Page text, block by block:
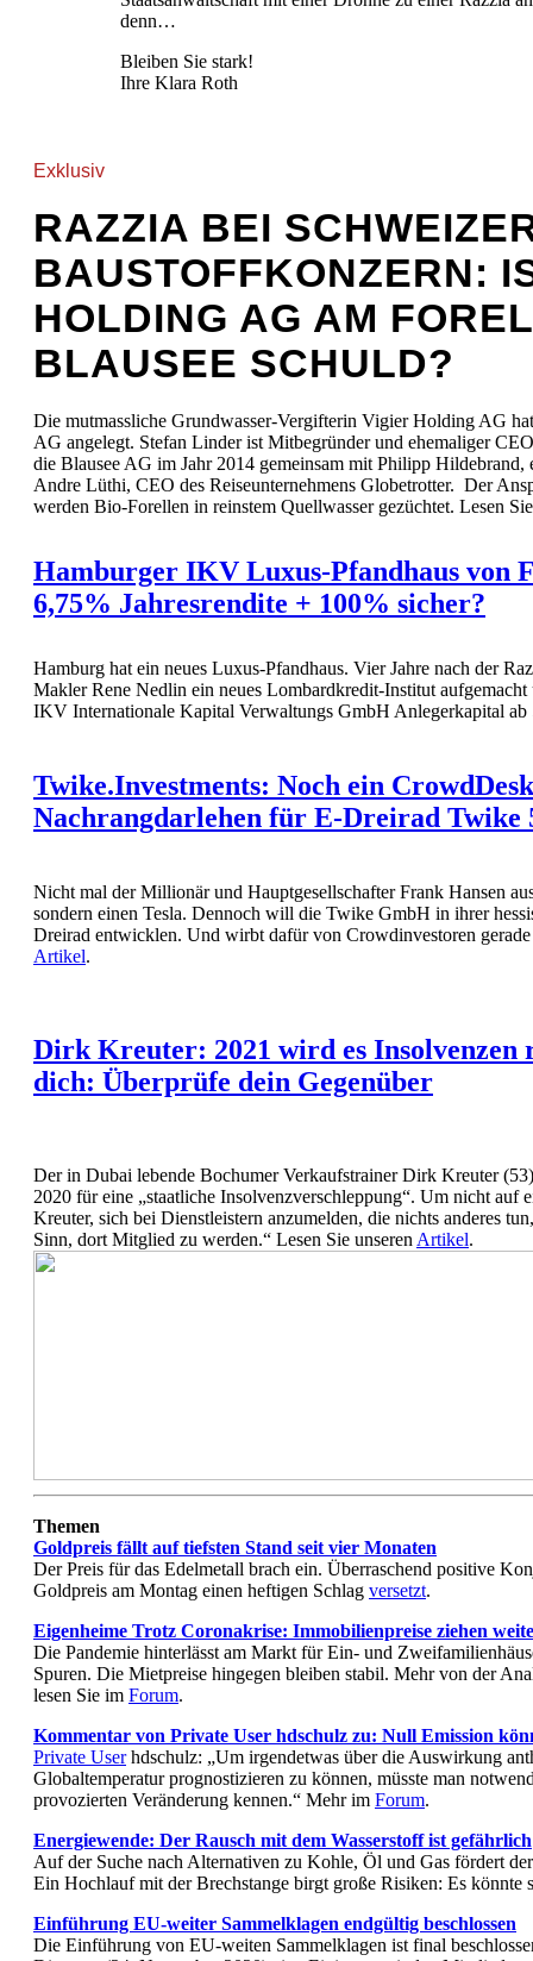
denn…
Bleiben Sie stark!
Ihre Klara Roth
Exklusiv
RAZZIA BEI
BAUSTOFFKONZERN:
HOLDING AG AM
BLAUSEE SCHULD?
Die mutmassliche Grundwasser-Vergifterin Vigier Holding AG
AG angelegt. Stefan Linder ist Mitbegründer und ehemaliger
die Blausee AG im Jahr 2014 gemeinsam mit Philipp
Andre Lüthi, CEO des Reiseunternehmens Globetrotter. Der
werden Bio-Forellen in reinstem Quellwasser gezüchtet. Lesen
Hamburger IKV Luxus-Pfandhaus von
6,75% Jahresrendite + 100% sicher?
Hamburg hat ein neues Luxus-Pfandhaus. Vier Jahre nach der
Makler Rene Nedlin ein neues Lombardkredit-Institut
IKV Internationale Kapital Verwaltungs GmbH Anlegerkapital ab
Twike.Investments: Noch ein
Nachrangdarlehen für E-Dreirad Twike
Nicht mal der Millionär und Hauptgesellschafter Frank Hansen
sondern einen Tesla. Dennoch will die Twike GmbH in ihrer
Dreirad entwicklen. Und wirbt dafür von Crowdinvestoren
Artikel.
Dirk Kreuter: 2021 wird es Insolvenzen
dich: Überprüfe dein Gegenüber
Der in Dubai lebende Bochumer Verkaufstrainer Dirk Kreuter
2020 für eine „staatliche Insolvenzverschleppung“. Um nicht auf
Kreuter, sich bei Dienstleistern anzumelden, die nichts anderes
Sinn, dort Mitglied zu werden.“ Lesen Sie unseren Artikel.
Themen
Goldpreis fällt auf tiefsten Stand seit vier Monaten
Der Preis für das Edelmetall brach ein. Überraschend positive
Goldpreis am Montag einen heftigen Schlag versetzt.
Eigenheime Trotz Coronakrise: Immobilienpreise ziehen
Die Pandemie hinterlässt am Markt für Ein- und
Spuren. Die Mietpreise hingegen bleiben stabil. Mehr von der
lesen Sie im Forum.
Kommentar von Private User hdschulz zu: Null Emission
Private Userhdschulz: „Um irgendetwas über die Auswirkung
Globaltemperatur prognostizieren zu können, müsste man
provozierten Veränderung kennen.“ Mehr im Forum.
Energiewende: Der Rausch mit dem Wasserstoff ist gefährlich
Auf der Suche nach Alternativen zu Kohle, Öl und Gas fördert
Ein Hochlauf mit der Brechstange birgt große Risiken: Es könnte
Einführung EU-weiter Sammelklagen endgültig beschlossen
Die Einführung von EU-weiten Sammelklagen ist final